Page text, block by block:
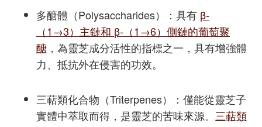
多醣體（Polysaccharides）：具有 β-
（1→3）主鏈和 β-（1→6）側鏈的葡萄聚
醣 ，為靈芝成分活性的指標之一，具有增強體
力、抵抗外在侵害的功效。
三萜類化合物（Triterpenes）：僅能從靈芝子
實體中萃取而得，是靈芝的苦味來源。 三萜類